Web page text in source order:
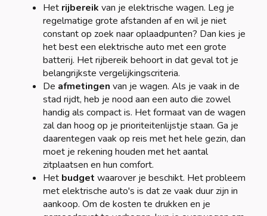
Het rijbereik van je elektrische wagen. Leg je
regelmatige grote afstanden af en wil je niet
constant op zoek naar oplaadpunten? Dan kies je
het best een elektrische auto met een grote
batterij. Het rijbereik behoort in dat geval tot je
belangrijkste vergelijkingscriteria.
De afmetingen van je wagen. Als je vaak in de
stad rijdt, heb je nood aan een auto die zowel
handig als compact is. Het formaat van de wagen
zal dan hoog op je prioriteitenlijstje staan. Ga je
daarentegen vaak op reis met het hele gezin, dan
moet je rekening houden met het aantal
zitplaatsen en hun comfort.
Het budget waarover je beschikt. Het probleem
met elektrische auto's is dat ze vaak duur zijn in
aankoop. Om de kosten te drukken en je